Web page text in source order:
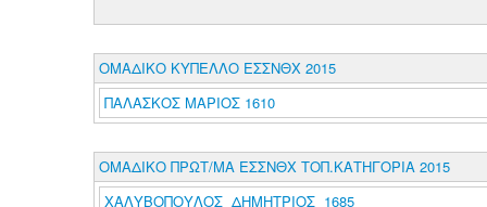
ΟΜΑΔΙΚΟ ΚΥΠΕΛΛΟ ΕΣΣΝΘΧ 2015
ΠΑΛΑΣΚΟΣ ΜΑΡΙΟΣ 1610
ΟΜΑΔΙΚΟ ΠΡΩΤ/ΜΑ ΕΣΣΝΘΧ ΤΟΠ.ΚΑΤΗΓΟΡΙΑ 2015
ΧΑΛΥΒΟΠΟΥΛΟΣ ΔΗΜΗΤΡΙΟΣ 1685